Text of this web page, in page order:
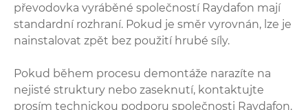
převodovka vyráběné společností Raydafon mají
standardní rozhraní. Pokud je směr vyrovnán, lze je
nainstalovat zpět bez použití hrubé síly.
Pokud během procesu demontáže narazíte na
nejisté struktury nebo zaseknutí, kontaktujte
prosím technickou podporu společnosti Raydafon.